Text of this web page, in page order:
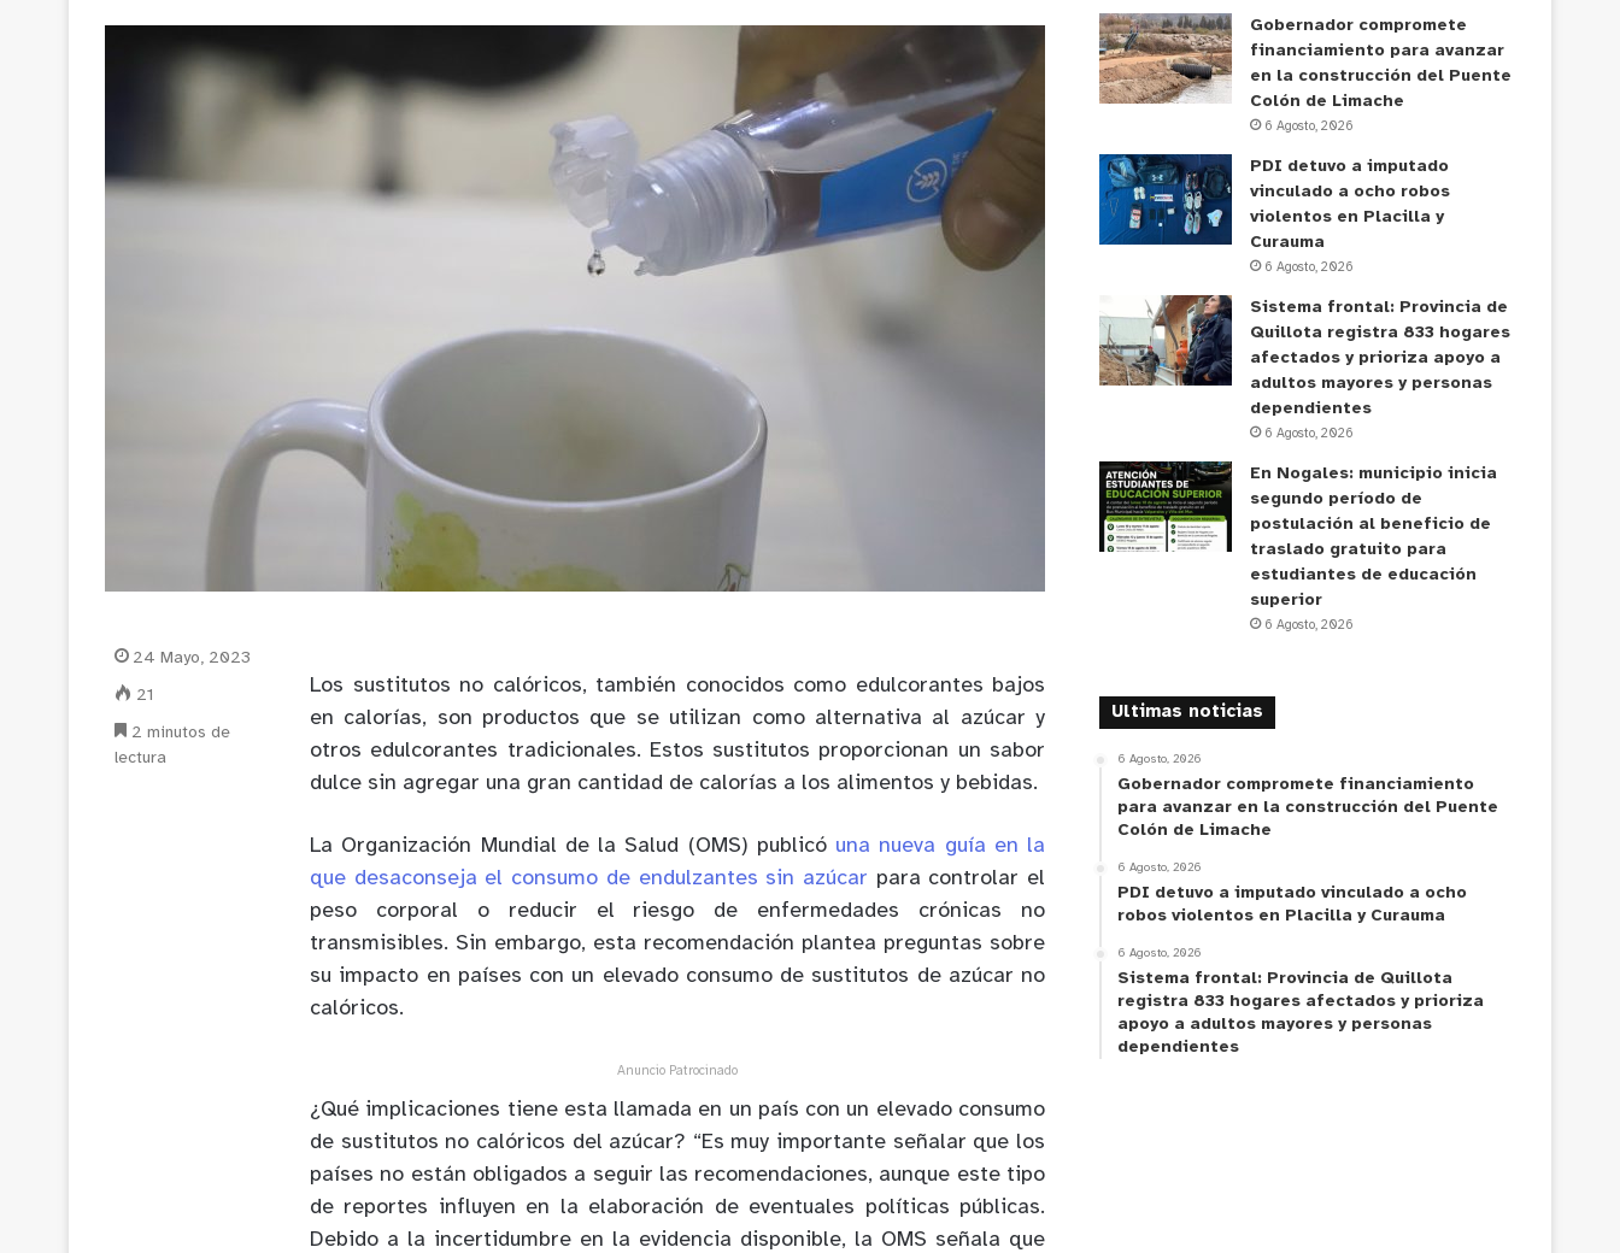
Los sustitutos no calóricos, también conocidos como edulcorantes bajos
en calorías, son productos que se utilizan como alternativa al azúcar y
otros edulcorantes tradicionales. Estos sustitutos proporcionan un sabor
dulce sin agregar una gran cantidad de calorías a los alimentos y bebidas.
La Organización Mundial de la Salud (OMS) publicó una nueva guía en la
que desaconseja el consumo de endulzantes sin azúcar para controlar el
peso corporal o reducir el riesgo de enfermedades crónicas no
transmisibles. Sin embargo, esta recomendación plantea preguntas sobre
su impacto en países con un elevado consumo de sustitutos de azúcar no
calóricos.
Anuncio Patrocinado
¿Qué implicaciones tiene esta llamada en un país con un elevado consumo
de sustitutos no calóricos del azúcar? “Es muy importante señalar que los
países no están obligados a seguir las recomendaciones, aunque este tipo
de reportes influyen en la elaboración de eventuales políticas públicas.
Debido a la incertidumbre en la evidencia disponible, la OMS señala que
24 Mayo, 2023
21
2 minutos de
lectura
Gobernador compromete
financiamiento para avanzar
en la construcción del Puente
Colón de Limache
6 Agosto, 2026
PDI detuvo a imputado
vinculado a ocho robos
violentos en Placilla y
Curauma
6 Agosto, 2026
Sistema frontal: Provincia de
Quillota registra 833 hogares
afectados y prioriza apoyo a
adultos mayores y personas
dependientes
6 Agosto, 2026
En Nogales: municipio inicia
segundo período de
postulación al beneficio de
traslado gratuito para
estudiantes de educación
superior
6 Agosto, 2026
Ultimas noticias
6 Agosto, 2026
Gobernador compromete financiamiento
para avanzar en la construcción del Puente
Colón de Limache
6 Agosto, 2026
PDI detuvo a imputado vinculado a ocho
robos violentos en Placilla y Curauma
6 Agosto, 2026
Sistema frontal: Provincia de Quillota
registra 833 hogares afectados y prioriza
apoyo a adultos mayores y personas
dependientes